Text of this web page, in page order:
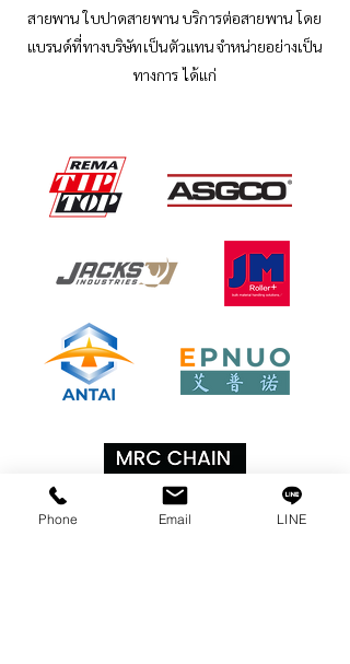
สายพาน ใบปาดสายพาน บริการต่อสายพาน โดย
แบรนด์ที่ทางบริษัทเป็นตัวแทนจำหน่ายอย่างเป็น
ทางการ ได้แก่
Phone Email LINE